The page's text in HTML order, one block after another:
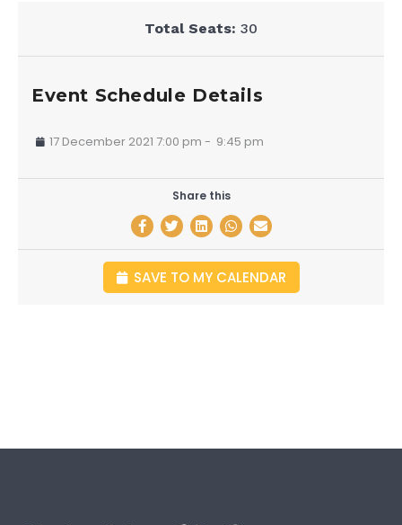
Total Seats: 30
Event Schedule Details
17 December 2021 7:00 pm - 9:45 pm
Share this
SAVE TO MY CALENDAR